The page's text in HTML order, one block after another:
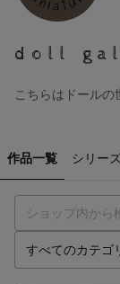
doll
こちらはドールの
作品一覧 シリー